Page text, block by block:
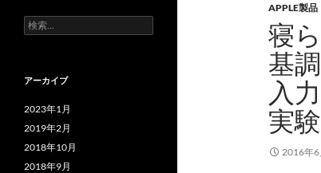
APPLE製品
寝
基
入
実
2016年6
検
索:
アーカイブ
2023年1月
2019年2月
2018年10月
2018年9月